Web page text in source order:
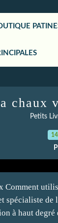
chaux
Petits
Comment
spécialiste
à haut degré